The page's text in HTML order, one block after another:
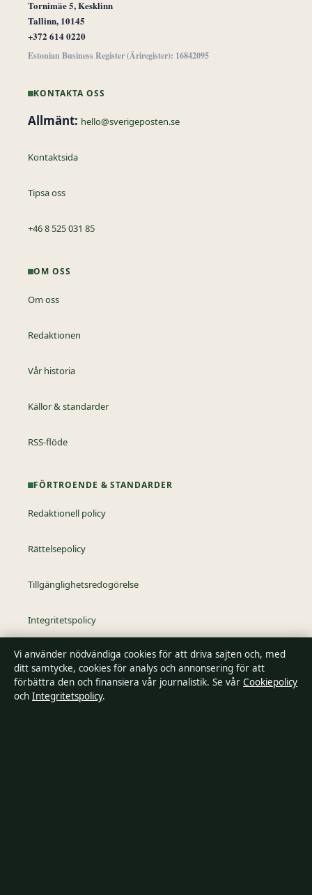
Tornimäe 5, Kesklinn
Tallinn, 10145
+372 614 0220
Estonian Business Register (Äriregister): 16842095
KONTAKTA OSS
Allmänt: hello@sverigeposten.se
Kontaktsida
Tipsa oss
+46 8 525 031 85
OM OSS
Om oss
Redaktionen
Vår historia
Källor & standarder
RSS-flöde
FÖRTROENDE & STANDARDER
Redaktionell policy
Rättelsepolicy
Tillgänglighetsredogörelse
Integritetspolicy
Kändisar & integritet
Vi använder nödvändiga cookies för att driva sajten och, med
ditt samtycke, cookies för analys och annonsering för att
förbättra den och finansiera vår journalistik. Se vår Cookiepolicy
och Integritetspolicy.